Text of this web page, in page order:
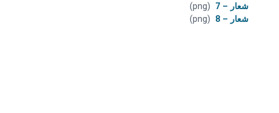
شعار – 7
(png)
شعار – 8
(png)